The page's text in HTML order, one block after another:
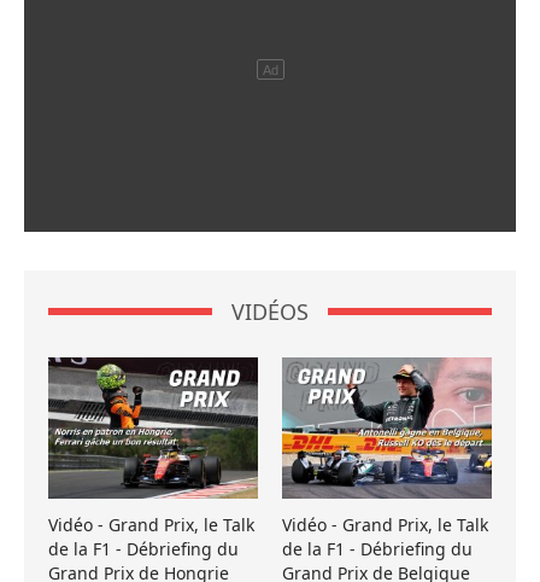
VIDÉOS
Vidéo - Grand Prix, le Talk
de la F1 - Débriefing du
Grand Prix de Hongrie
Vidéo - Grand Prix, le Talk
de la F1 - Débriefing du
Grand Prix de Belgique